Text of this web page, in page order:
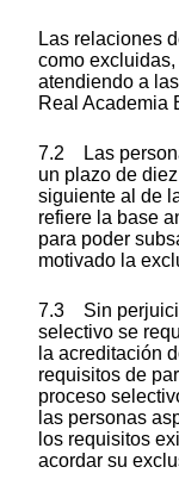
Las relaciones
como
atendiendo a
Real Academia
7.2 Las
un plazo de
siguiente al de
refiere la base
para poder
motivado la
7.3 Sin
selectivo se
la acreditación
requisitos de
proceso
las personas
los requisitos
acordar su